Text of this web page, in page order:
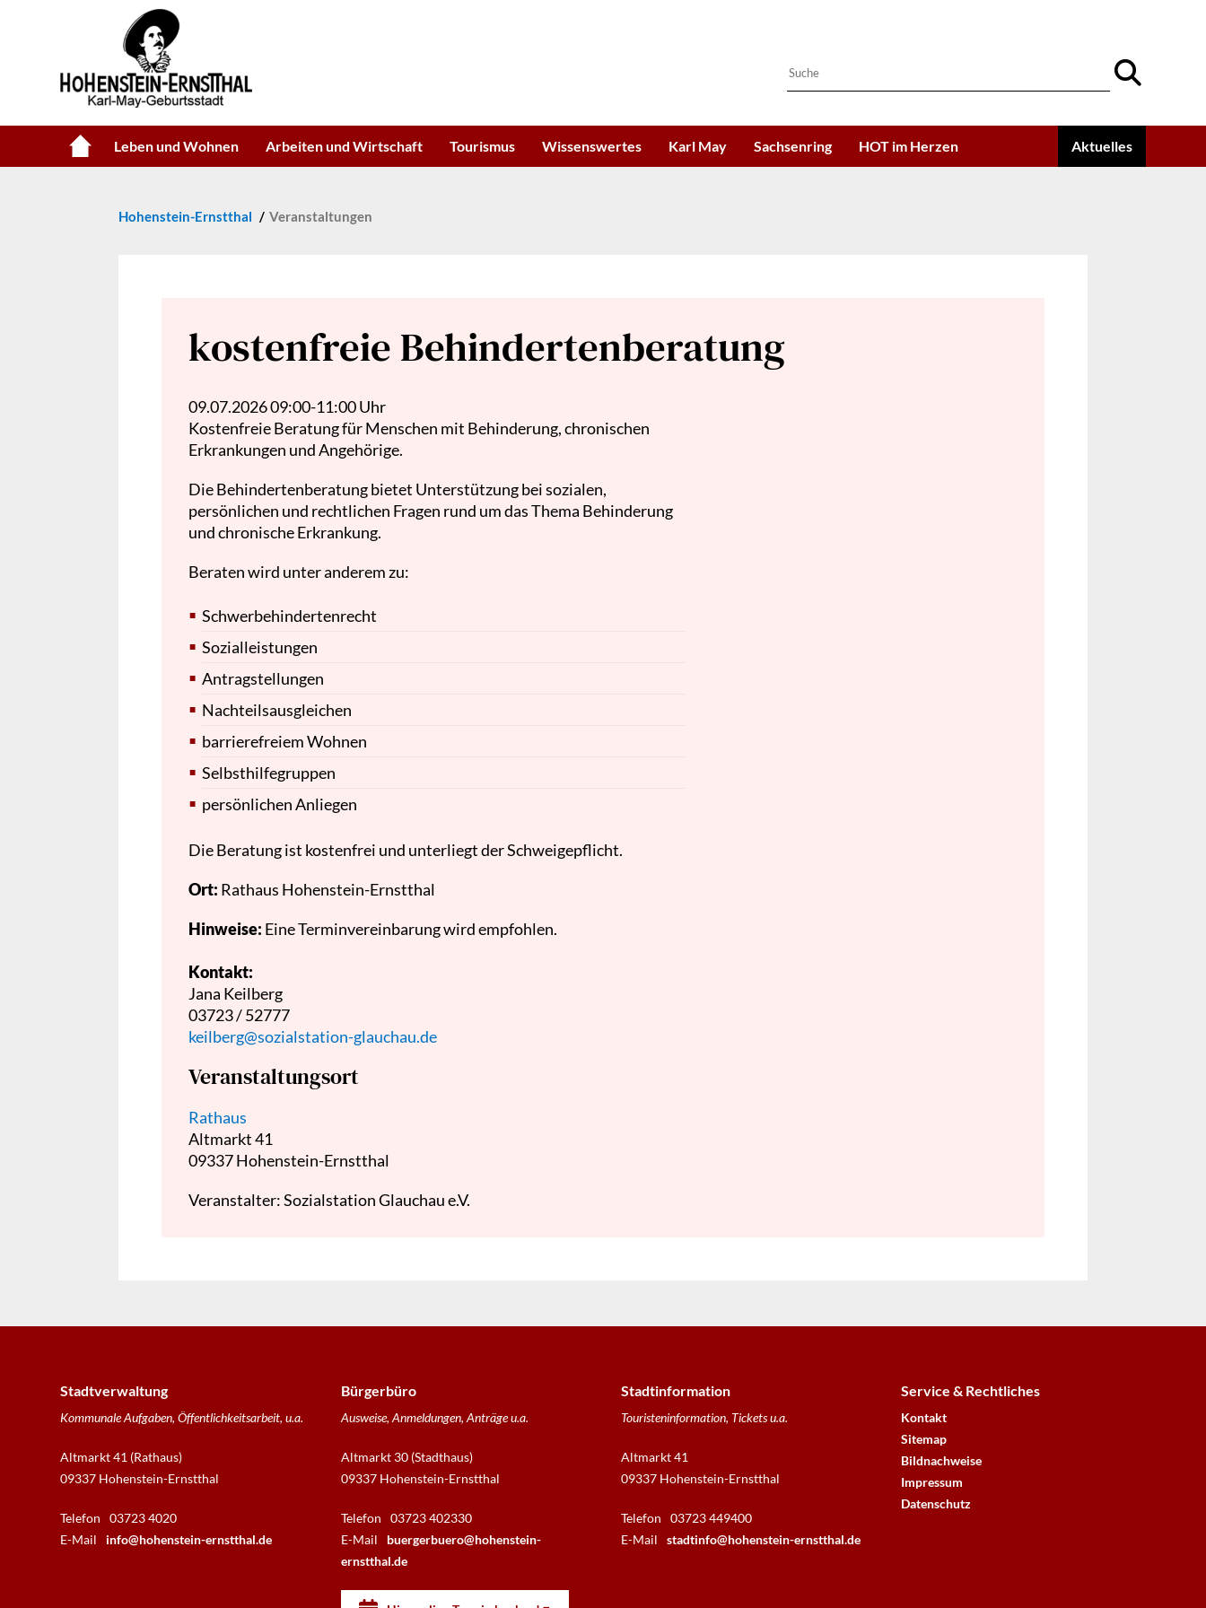
Leben und Wohnen Arbeiten und Wirtschaft Tourismus Wissenswertes Karl May Sachsenring HOT im Herzen Aktuelles
Hohenstein-Ernstthal Veranstaltungen
kostenfreie Behindertenberatung
09.07.202609:00-11:00 Uhr
Kostenfreie Beratung für Menschen mit Behinderung, chronischen
Erkrankungen und Angehörige.
Die Behindertenberatung bietet Unterstützung bei sozialen,
persönlichen und rechtlichen Fragen rund um das Thema Behinderung
und chronische Erkrankung.
Beraten wird unter anderem zu:
Schwerbehindertenrecht
Sozialleistungen
Antragstellungen
Nachteilsausgleichen
barrierefreiem Wohnen
Selbsthilfegruppen
persönlichen Anliegen
Die Beratung ist kostenfrei und unterliegt der Schweigepflicht.
Ort: Rathaus Hohenstein-Ernstthal
Hinweise: Eine Terminvereinbarung wird empfohlen.
Kontakt:
Jana Keilberg
03723 / 52777
keilberg@sozialstation-glauchau.de
Veranstaltungsort
Rathaus
Altmarkt 41
09337Hohenstein-Ernstthal
Veranstalter: Sozialstation Glauchau e.V.
Stadtverwaltung
Kommunale Aufgaben, Öffentlichkeitsarbeit, u.a.
Altmarkt 41 (Rathaus)
09337 Hohenstein-Ernstthal
Telefon
03723 4020
E-Mail
info@hohenstein-ernstthal.de
Bürgerbüro
Ausweise, Anmeldungen, Anträge u.a.
Altmarkt 30 (Stadthaus)
09337 Hohenstein-Ernstthal
Telefon
03723 402330
E-Mail
buergerbuero@hohenstein-
ernstthal.de
Stadtinformation
Touristeninformation, Tickets u.a.
Altmarkt 41
09337 Hohenstein-Ernstthal
Telefon
03723 449400
E-Mail
stadtinfo@hohenstein-ernstthal.de
Service & Rechtliches
Kontakt
Sitemap
Bildnachweise
Impressum
Datenschutz